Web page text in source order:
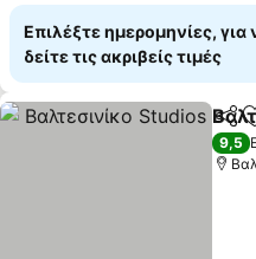
Επιλέξτε ημερομηνίες, για
δείτε τις ακριβείς τιμές
9,5